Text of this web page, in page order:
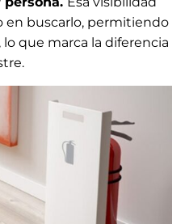
buscarlo, permitiendo
que marca la diferencia